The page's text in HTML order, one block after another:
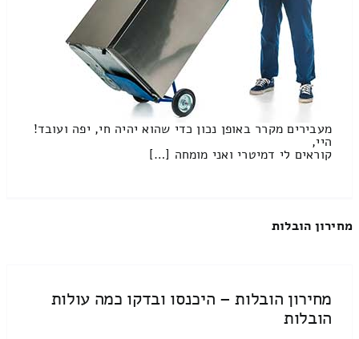
מעבירים מקרר באופן נכון כדי שהוא יהיה חי, יפה ועובד!
היי,
קוראים לי דמיטרי ואני מומחה […]
מחירון הובלות
מחירון הובלות – היכנסו ובדקו כמה עולות
הובלות